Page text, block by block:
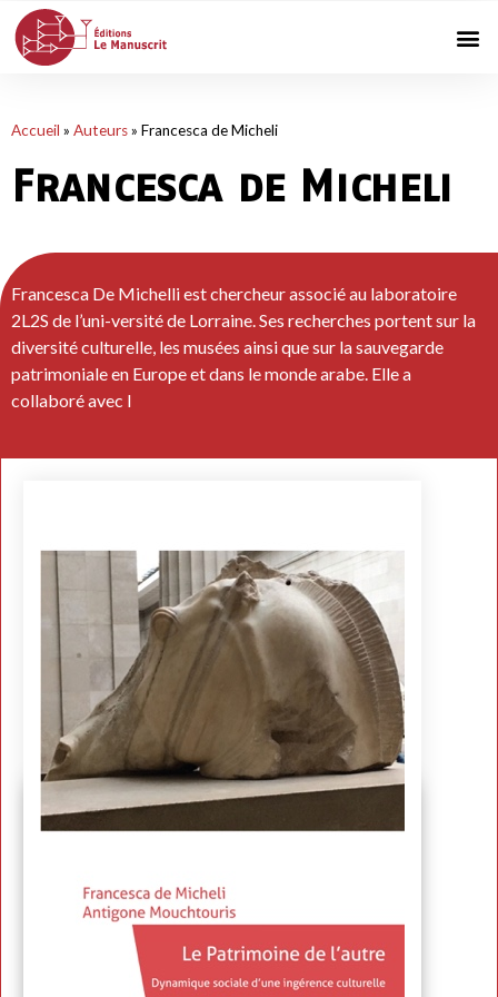
Accueil » Auteurs» Francesca de Micheli
Francesca de Micheli
Francesca De Michelli est chercheur associé au laboratoire
2L2S de l’uni-versité de Lorraine. Ses recherches portent sur la
diversité culturelle, les musées ainsi que sur la sauvegarde
patrimoniale en Europe et dans le monde arabe. Elle a
collaboré avec l